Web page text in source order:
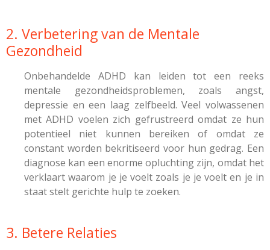
2. Verbetering van de Mentale
Gezondheid
Onbehandelde ADHD kan leiden tot een reeks
mentale gezondheidsproblemen, zoals angst,
depressie en een laag zelfbeeld. Veel volwassenen
met ADHD voelen zich gefrustreerd omdat ze hun
potentieel niet kunnen bereiken of omdat ze
constant worden bekritiseerd voor hun gedrag. Een
diagnose kan een enorme opluchting zijn, omdat het
verklaart waarom je je voelt zoals je je voelt en je in
staat stelt gerichte hulp te zoeken.
3. Betere Relaties